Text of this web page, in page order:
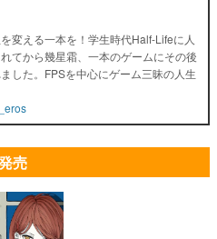
変える一本を！学生時代Half-Lifeに人
てから幾星霜、一本のゲームにその後
した。FPSを中心にゲーム三昧の人生
売